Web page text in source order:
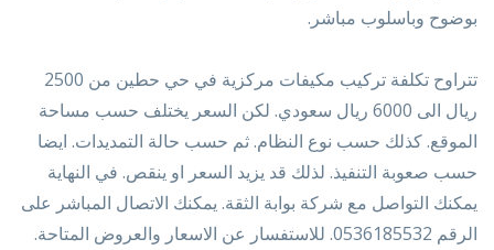
بوضوح وباسلوب مباشر.
تتراوح تكلفة تركيب مكيفات مركزية في حي حطين من 2500
ريال الى 6000 ريال سعودي. لكن السعر يختلف حسب مساحة
الموقع. كذلك حسب نوع النظام. ثم حسب حالة التمديدات. ايضا
حسب صعوبة التنفيذ. لذلك قد يزيد السعر او ينقص. في النهاية
يمكنك التواصل مع شركة بوابة الثقة. يمكنك الاتصال المباشر على
الرقم 0536185532. للاستفسار عن الاسعار والعروض المتاحة.